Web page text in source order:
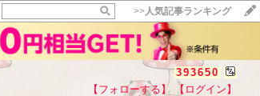
>>人気記事ランキング
393650
【フォローする】 【ログイン】